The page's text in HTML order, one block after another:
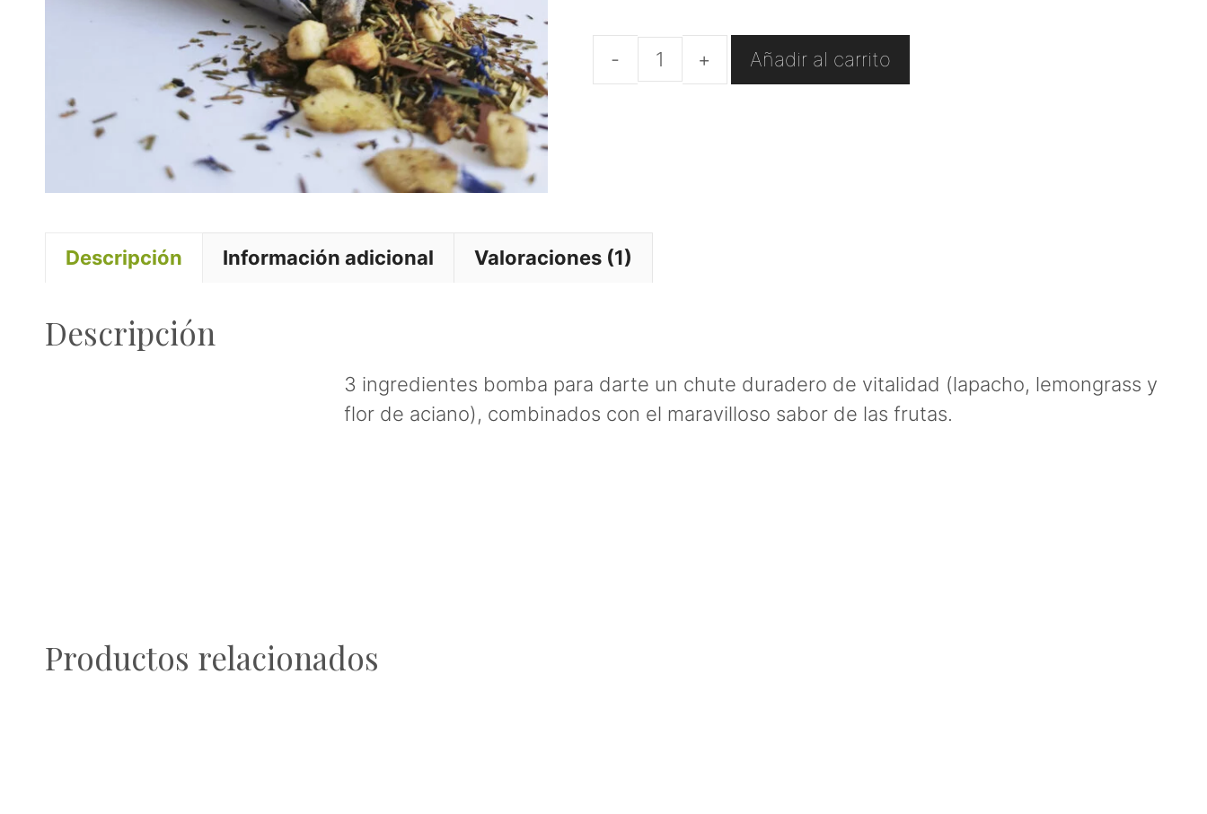
Rooibos
Añadir al carrito
Descripción Información adicional Valoraciones (1)
Descripción
3 ingredientes bomba para darte un chute duradero de vitalidad (lapacho, lemongrass y
flor de aciano), combinados con el maravilloso sabor de las frutas.
Productos relacionados